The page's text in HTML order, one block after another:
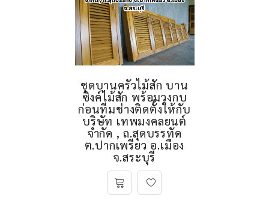
ชุดบานครัวไม้สัก บาน
ซิงค์ไม้สัก พร้อมวงกบ
ก่อนทีมช่างติดตั้งให้กับ
บริษัท เทพมงคลยนต์
จำกัด , ถ.สุดบรรทัด
ต.ปากเพรียว อ.เมือง
จ.สระบุรี